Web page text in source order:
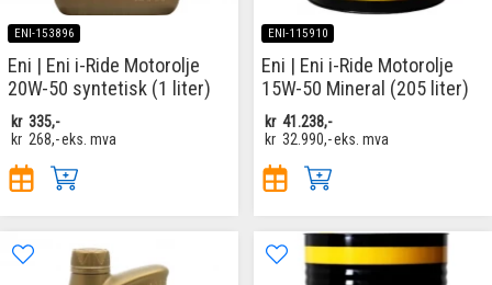
ENI-153896
Eni | Eni i-Ride Motorolje
20W-50 syntetisk (1 liter)
kr 335,-
kr 268,-eks. mva
ENI-115910
Eni | Eni i-Ride Motorolje
15W-50 Mineral (205 liter)
kr 41.238,-
kr 32.990,-eks. mva